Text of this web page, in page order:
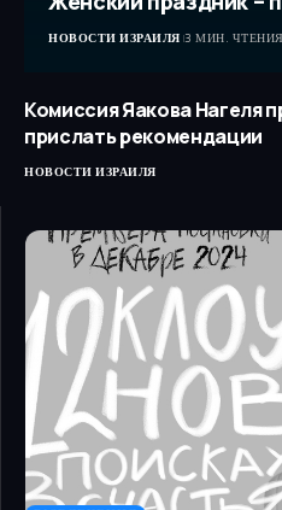
НОВОСТИ ИЗРАИЛЯ 3 МИН. ЧТЕНИЯ
Комиссия Яакова Нагеля
прислать рекомендации
НОВОСТИ ИЗРАИЛЯ